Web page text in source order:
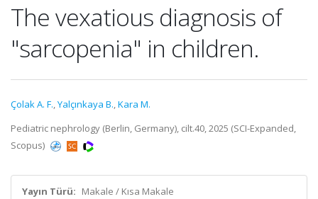
The vexatious diagnosis of
"sarcopenia" in children.
Çolak A. F.,Yalçınkaya B.,Kara M.
Pediatric nephrology (Berlin, Germany), cilt.40, 2025 (SCI-Expanded,
Scopus)
Yayın Türü: Makale / Kısa Makale